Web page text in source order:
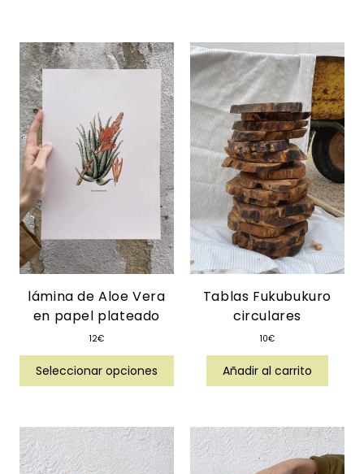
lámina de Aloe Vera
en papel plateado
12€
Seleccionar opciones
Tablas Fukubukuro
circulares
10€
Añadir al carrito